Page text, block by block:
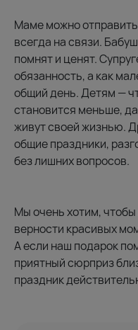
Маме можно отправить
всегда на связи.
помнят и ценят.
обязанность, а как
общий день. Детям —
становится меньше,
живут своей жизнью.
общие праздники,
без лишних вопросов.
Мы очень хотим,
верности красивых
А если наш подарок
приятный сюрприз
праздник